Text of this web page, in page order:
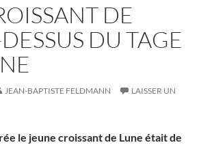
DE
DU TAGE
JEAN-BAPTISTE FELDMANN
LAISSER UN
le jeune croissant de Lune était de